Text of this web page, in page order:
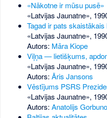
«Nākotne ir mūsu pusē»
«Latvijas Jaunatne»,
Tagad ir pats skaistākais
«Latvijas Jaunatne»,
Autors: Māra Kiope
Viļņa — lietišķums,
«Latvijas Jaunatne»,
Autors: Āris Jansons
Vēstījums PSRS
«Latvijas Jaunatne»,
Autors: Anatolijs